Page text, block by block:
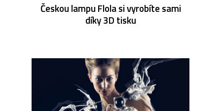
Českou lampu Flola si vyrobíte sami
díky 3D tisku